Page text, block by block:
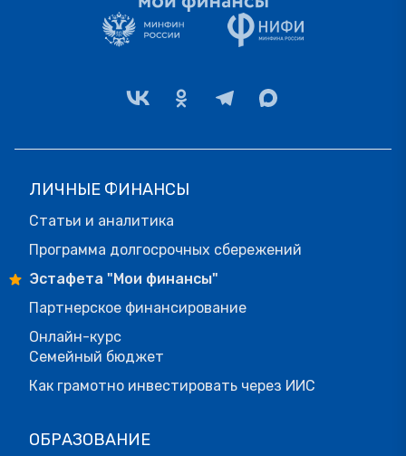
ЛИЧНЫЕ ФИНАНСЫ
Статьи и аналитика
Программа долгосрочных сбережений
Эстафета "Мои финансы"
Партнерское финансирование
Онлайн-курс
Семейный бюджет
Как грамотно инвестировать через ИИС
ОБРАЗОВАНИЕ